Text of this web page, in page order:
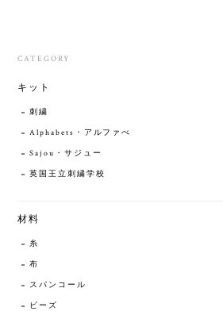
CATEGORY
キット
刺繍
Alphabets・アルファべ
Sajou・サジュー
英国王立刺繍学校
材料
糸
布
スパンコール
ビーズ